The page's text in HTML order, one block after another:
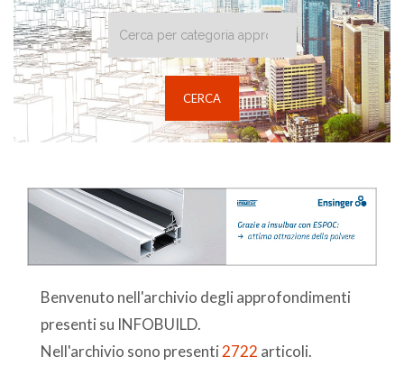
Benvenuto nell'archivio degli approfondimenti
presenti su INFOBUILD.
Nell'archivio sono presenti 2722 articoli.